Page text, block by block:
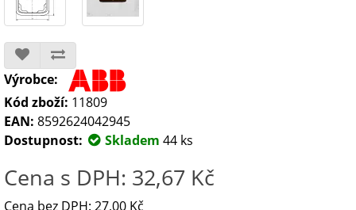
Výrobce:
Kód zboží: 11809
EAN: 8592624042945
Dostupnost:
Skladem 44 ks
Cena s DPH: 32,67 Kč
Cena bez DPH: 27,00 Kč